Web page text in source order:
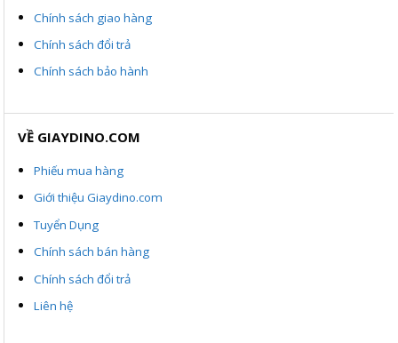
Chính sách giao hàng
Chính sách đổi trả
Chính sách bảo hành
VỀ GIAYDINO.COM
Phiếu mua hàng
Giới thiệu Giaydino.com
Tuyển Dụng
Chính sách bán hàng
Chính sách đổi trả
Liên hệ